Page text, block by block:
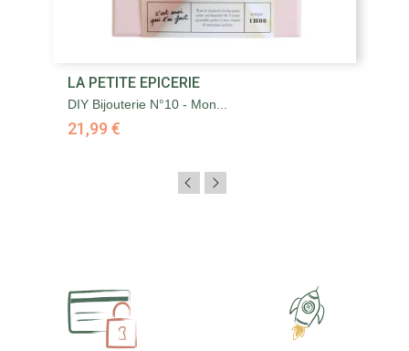
LA PETITE EPICERIE
DIY Bijouterie N°10 - Mon...
21,99 €